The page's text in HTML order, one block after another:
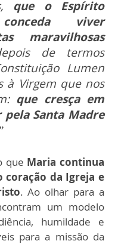
que o Espírito
viver
maravilhosas
de termos
Lumen
à Virgem que nos
que cresça em
Santa Madre
que Maria continua
coração da Igreja e
. Ao olhar para a
um modelo
humildade e
para a missão da